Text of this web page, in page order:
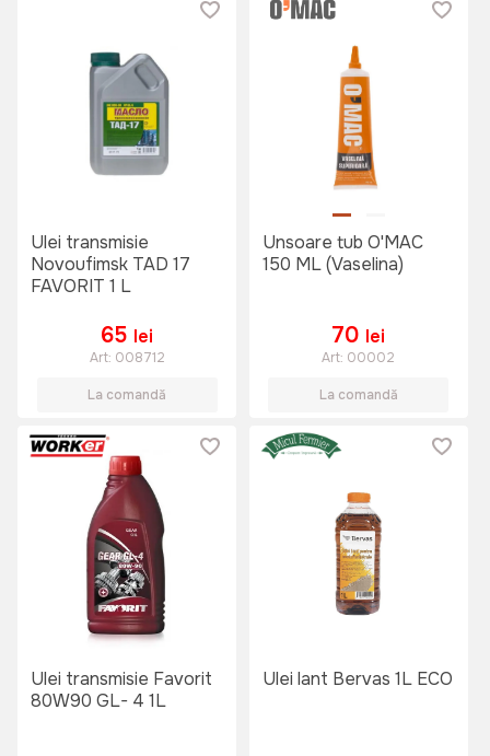
Ulei transmisie
Novoufimsk TAD 17
FAVORIT 1 L
65 lei
Art: 008712
La comandă
Unsoare tub O'MAC
150 ML (Vaselina)
70 lei
Art: 00002
La comandă
Ulei transmisie Favorit
80W90 GL- 4 1L
Ulei lant Bervas 1L ECO